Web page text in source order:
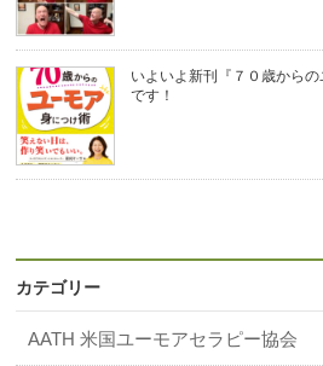
いよいよ新刊『７０歳から
です！
カテゴリー
AATH 米国ユーモアセラピー協会